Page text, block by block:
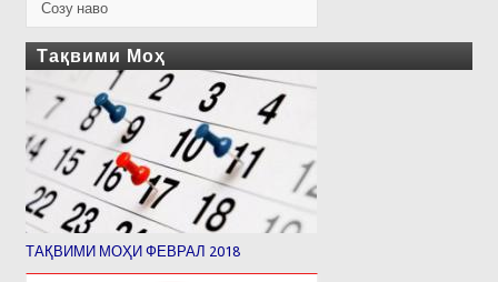
Созу наво
Тақвими Моҳ
ТАҚВИМИ МОҲИ ФЕВРАЛ 2018